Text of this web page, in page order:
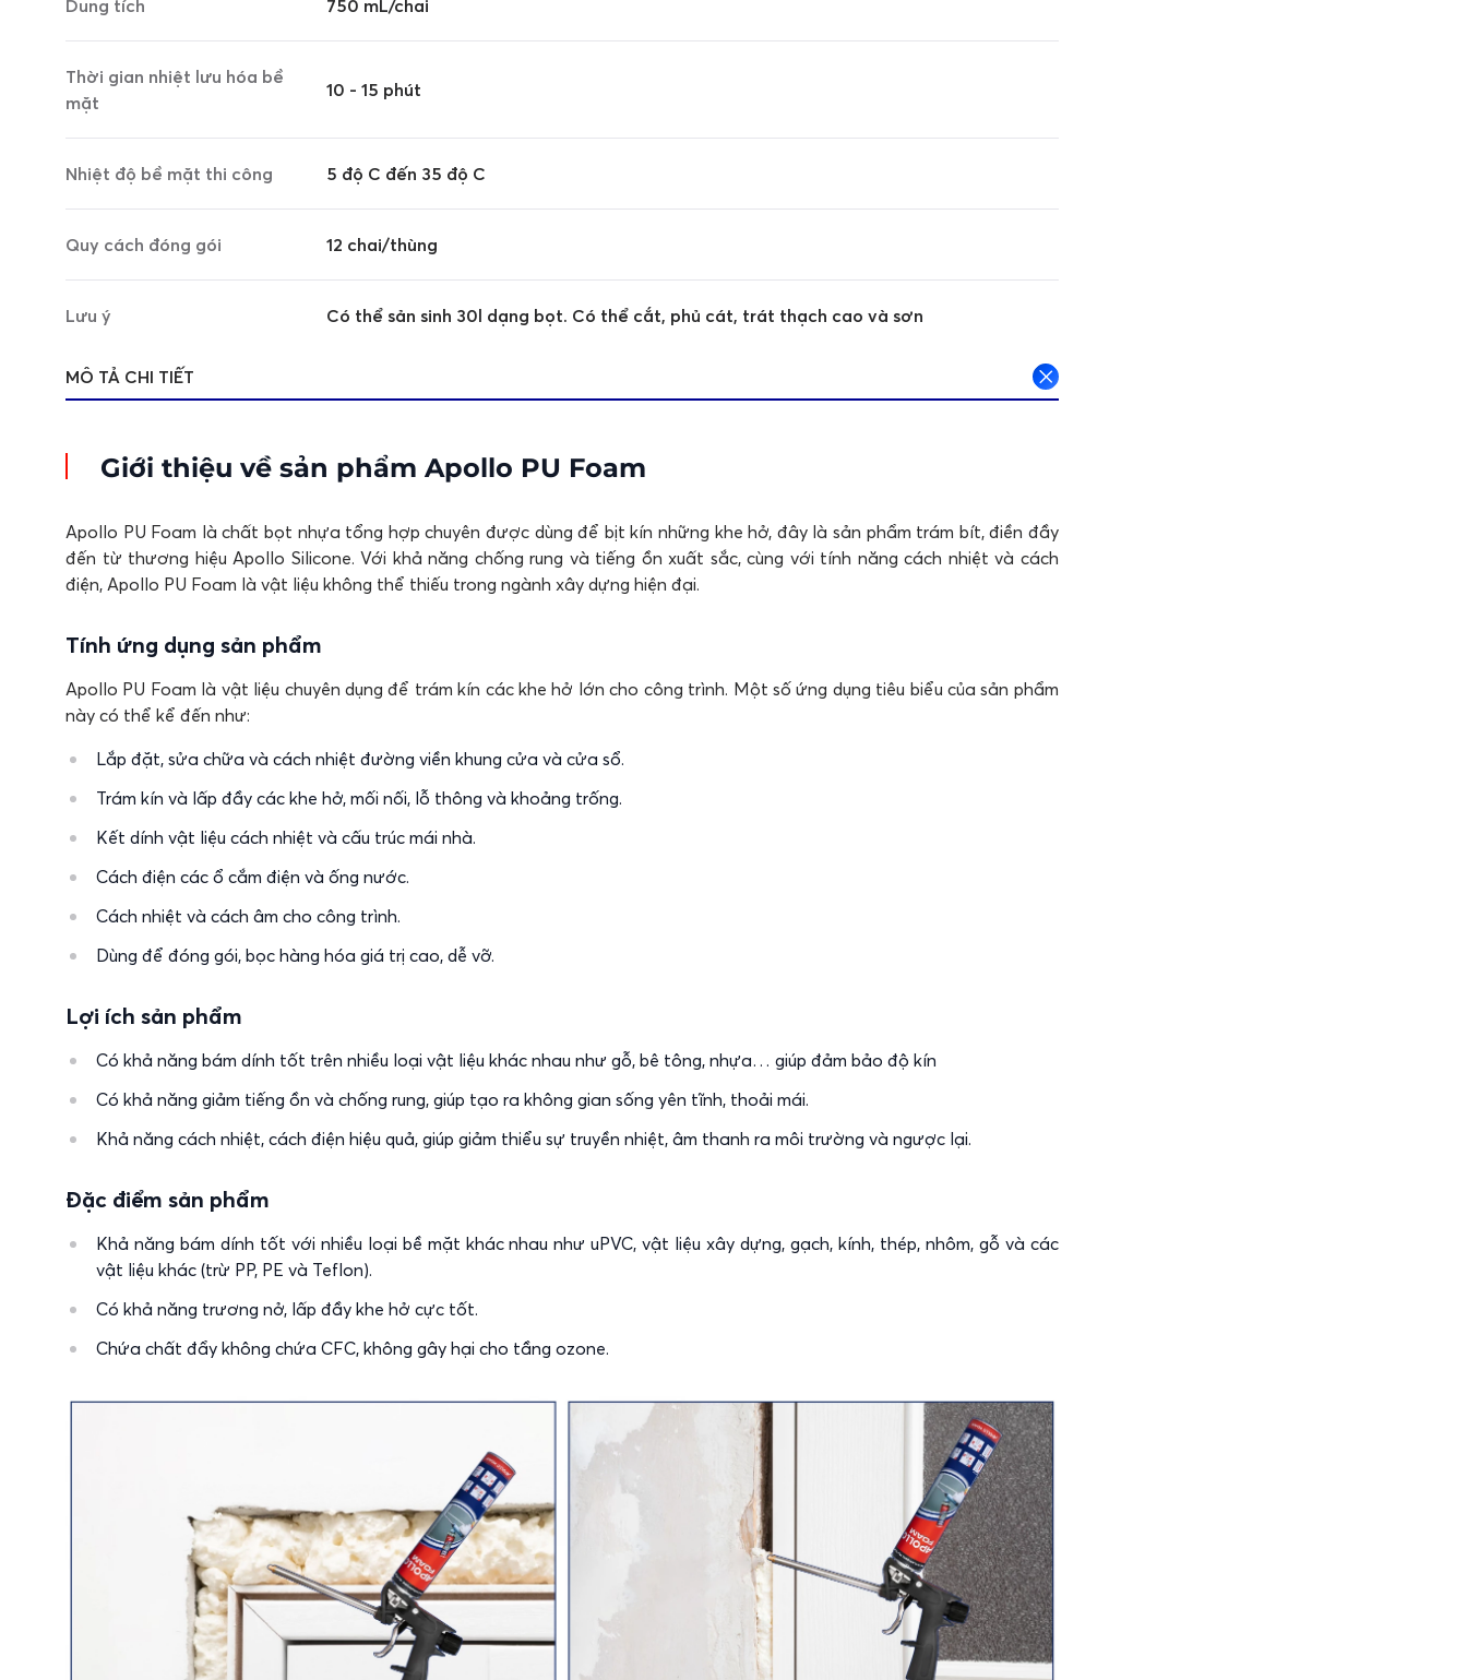
Dung tích 750 mL/chai
Thời gian nhiệt lưu hóa bề
mặt
10 - 15 phút
Nhiệt độ bề mặt thi công 5 độ C đến 35 độ C
Quy cách đóng gói 12 chai/thùng
Lưu ý Có thể sản sinh 30l dạng bọt. Có thể cắt, phủ cát, trát thạch cao và sơn
MÔ TẢ CHI TIẾT
Giới thiệu về sản phẩm Apollo PU Foam
Apollo PU Foam là chất bọt nhựa tổng hợp chuyên được dùng để bịt kín những khe hở, đây là sản phẩm trám bít, điền đầy
đến từ thương hiệu Apollo Silicone. Với khả năng chống rung và tiếng ồn xuất sắc, cùng với tính năng cách nhiệt và cách
điện, Apollo PU Foam là vật liệu không thể thiếu trong ngành xây dựng hiện đại.
Tính ứng dụng sản phẩm
Apollo PU Foam là vật liệu chuyên dụng để trám kín các khe hở lớn cho công trình. Một số ứng dụng tiêu biểu của sản phẩm
này có thể kể đến như:
Lắp đặt, sửa chữa và cách nhiệt đường viền khung cửa và cửa sổ.
Trám kín và lấp đầy các khe hở, mối nối, lỗ thông và khoảng trống.
Kết dính vật liệu cách nhiệt và cấu trúc mái nhà.
Cách điện các ổ cắm điện và ống nước.
Cách nhiệt và cách âm cho công trình.
Dùng để đóng gói, bọc hàng hóa giá trị cao, dễ vỡ.
Lợi ích sản phẩm
Có khả năng bám dính tốt trên nhiều loại vật liệu khác nhau như gỗ, bê tông, nhựa… giúp đảm bảo độ kín
Có khả năng giảm tiếng ồn và chống rung, giúp tạo ra không gian sống yên tĩnh, thoải mái.
Khả năng cách nhiệt, cách điện hiệu quả, giúp giảm thiểu sự truyền nhiệt, âm thanh ra môi trường và ngược lại.
Đặc điểm sản phẩm
Khả năng bám dính tốt với nhiều loại bề mặt khác nhau như uPVC, vật liệu xây dựng, gạch, kính, thép, nhôm, gỗ và các
vật liệu khác (trừ PP, PE và Teflon).
Có khả năng trương nở, lấp đầy khe hở cực tốt.
Chứa chất đẩy không chứa CFC, không gây hại cho tầng ozone.